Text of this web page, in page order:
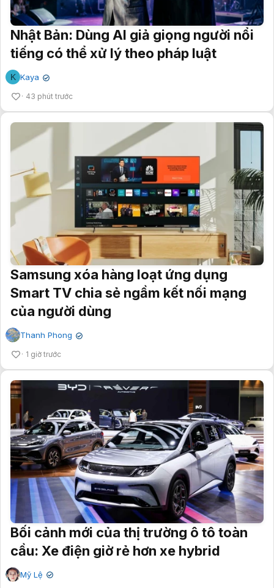
Nhật Bản: Dùng AI giả giọng người nổi
tiếng có thể xử lý theo pháp luật
K Kaya ✔
43 phút trước
Samsung xóa hàng loạt ứng dụng
Smart TV chia sẻ ngầm kết nối mạng
của người dùng
Thanh Phong ✔
1 giờ trước
Bối cảnh mới của thị trường ô tô toàn
cầu: Xe điện giờ rẻ hơn xe hybrid
Mỹ Lệ ✔